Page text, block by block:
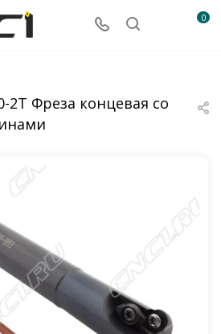
0
2T Фреза концевая со